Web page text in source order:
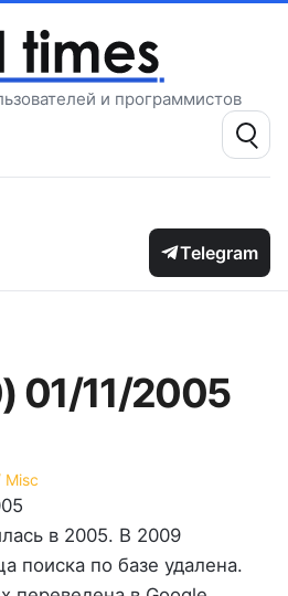
и программистов
Поиск:
Telegram
01/11/2005
Опубликовано
в
Misc
в 2005. В 2009
поиска по базе удалена.